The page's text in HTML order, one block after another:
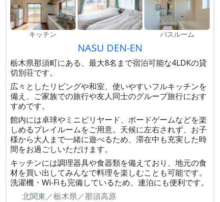
キッチン バスルーム
NASU DEN-EN
栃木県那須町にある、最大8名まで宿泊可能な4LDKの貸
切別荘です。
広々としたリビングや和室、使いやすいフルキッチンを
備え、ご家族での旅行や友人同士のグループ旅行におす
すめです。
館内には卓球やミニビリヤード、ボードゲームなどを楽
しめるプレイルームをご用意。天候に左右されず、お子
様から大人まで一緒に遊べるため、滞在中も充実した時
間をお過ごしいただけます。
キッチンには調理器具や食器類を備えており、地元の食
材を買い出してみんなで料理を楽しむことも可能です。
洗濯機・Wi-Fiも完備しているため、連泊にも便利です。
北関東／栃木県／那須高原